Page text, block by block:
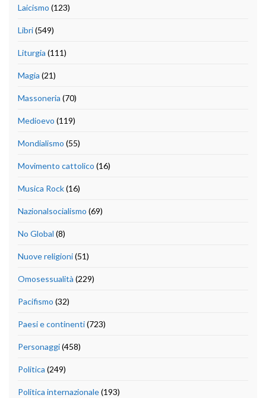
Laicismo (123)
Libri(549)
Liturgia (111)
Magia (21)
Massoneria (70)
Medioevo (119)
Mondialismo (55)
Movimento cattolico (16)
Musica Rock(16)
Nazionalsocialismo (69)
No Global (8)
Nuove religioni(51)
Omosessualità (229)
Pacifismo (32)
Paesi e continenti(723)
Personaggi(458)
Politica (249)
Politica internazionale(193)